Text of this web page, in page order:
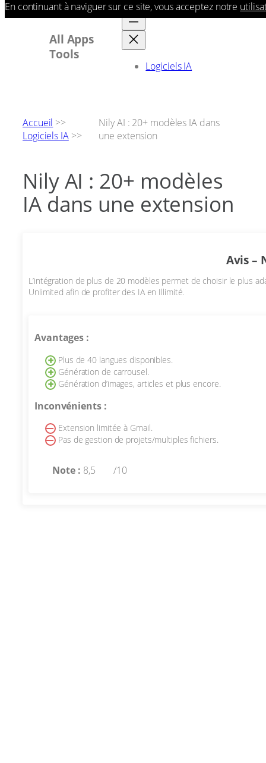
Aller
All Apps
Tools
Logiciels IA
Accueil >>
Logiciels IA>>
Nily AI : 20+ modèles IA dans
une extension
Nily AI : 20+ modèles
IA dans une extension
Avis –
L’intégration de plus de 20 modèles permet de choisir le plus
Unlimited afin de profiter des IA en Illimité.
Avantages :
Plus de 40 langues disponibles.
Génération de carrousel.
Génération d’images, articles et plus encore.
Inconvénients :
Extension limitée à Gmail.
Pas de gestion de projets/multiples fichiers.
Note : 8,5 /10
En continuant à naviguer sur ce site, vous acceptez notre